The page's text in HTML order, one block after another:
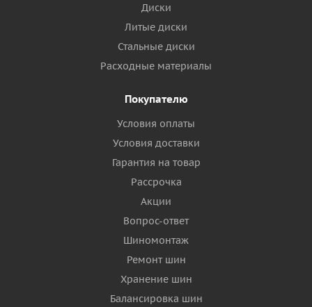
Диски
Литые диски
Стальные диски
Расходные материалы
Покупателю
Условия оплаты
Условия доставки
Гарантия на товар
Рассрочка
Акции
Вопрос-ответ
Шиномонтаж
Ремонт шин
Хранение шин
Балансировка шин